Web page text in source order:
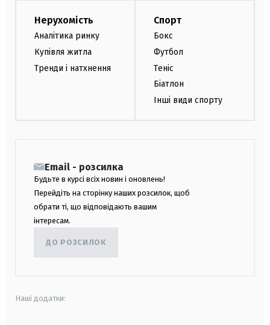
Нерухомість
Аналітика ринку
Купівля житла
Тренди і натхнення
Спорт
Бокс
Футбол
Теніс
Біатлон
Інші види спорту
Email - розсилка
Будьте в курсі всіх новин і оновлень!
Перейдіть на сторінку наших розсилок, щоб
обрати ті, що відповідають вашим
інтересам.
ДО РОЗСИЛОК
Наші додатки: